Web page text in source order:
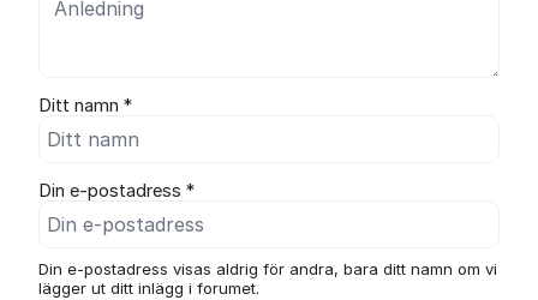
Ditt namn *
Din e-postadress *
Din e-postadress visas aldrig för andra, bara ditt namn om vi
lägger ut ditt inlägg i forumet.